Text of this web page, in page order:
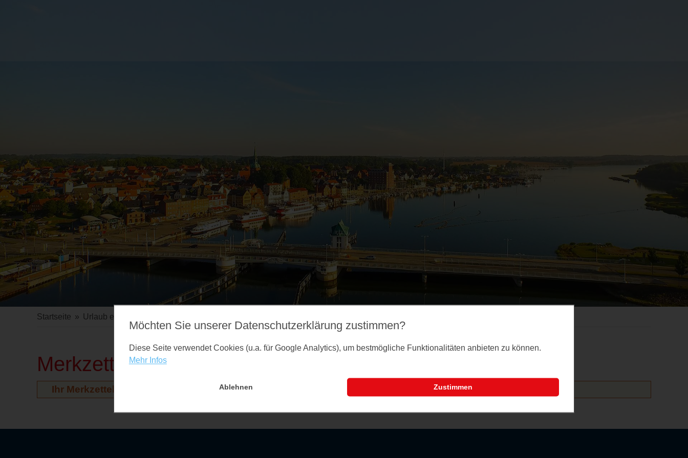
Startseite » Urlaub erleben
Merkzettel
Ihr Merkzettel ist leer. Auf der Veranstaltungsseite können Sie dem Merkzettel Veranstaltungen hinzufügen.
Möchten Sie unserer Datenschutz­erklärung zustimmen?
Diese Seite verwendet Cookies (u.a. für Google Analytics), um bestmögliche Funktionalitäten anbieten zu können.
Mehr Infos
Ablehnen Zustimmen